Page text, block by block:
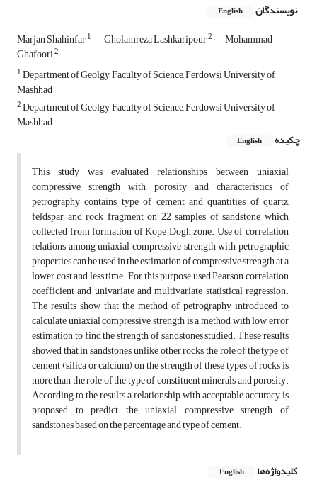
نویسندگان English
Marjan Shahinfar1 Gholamreza Lashkaripour2 Mohammad
Ghafoori2
1Department of Geolgy, Faculty of Science, Ferdowsi University of
Mashhad
2Department of Geolgy, Faculty of Science, Ferdowsi University of
Mashhad
چکیده
English
This study was evaluated relationships between uniaxial
compressive strength with porosity and characteristics of
petrography contains type of cement and quantities of quartz,
feldspar and rock fragment on 22 samples of sandstone which
collected from formation of Kope Dogh zone. Use of correlation
relations among uniaxial compressive strength with petrographic
properties can be used in the estimation of compressive strength at a
lower cost and less time. For this purpose used Pearson correlation
coefficient and univariate and multivariate statistical regression.
The results show that the method of petrography introduced to
calculate uniaxial compressive strength is a method with low error
estimation to find the strength of sandstones studied. These results
showed that in sandstones, unlike other rocks the role of the type of
cement (silica or calcium) on the strength of these types of rocks is
more than the role of the type of constituent minerals and porosity.
According to the results a relationship with acceptable accuracy is
proposed to predict the uniaxial compressive strength of
sandstones based on the percentage and type of cement.
کلیدواژه‌ها English